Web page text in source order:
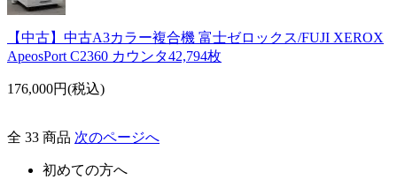
【中古】中古A3カラー複合機 富士ゼロックス/FUJI XEROX
ApeosPort C2360 カウンタ42,794枚
176,000円(税込)
全 33 商品 次のページへ
初めての方へ